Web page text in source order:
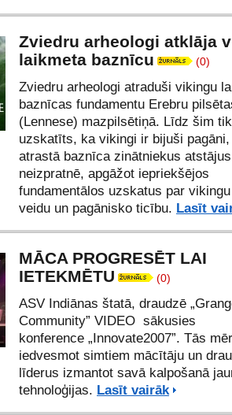
Zviedru arheologi atklāja
laikmeta baznīcu
(0)
Zviedru arheologi atraduši vikingu
baznīcas fundamentu Erebru
(Lennese) mazpilsētiņā. Līdz šim
uzskatīts, ka vikingi ir bijuši pagāni,
atrastā baznīca zinātniekus
neizpratnē, apgāžot iepriekšējos
fundamentālos uzskatus par
veidu un pagānisko ticību. Lasīt
MĀCA PROGRESĒT LAI
IETEKMĒTU
(0)
ASV Indiānas štatā, draudzē
Community” VIDEO sākusies
konference „Innovate2007”. Tās
iedvesmot simtiem mācītāju un
līderus izmantot savā kalpošanā
tehnoloģijas. Lasīt vairāk